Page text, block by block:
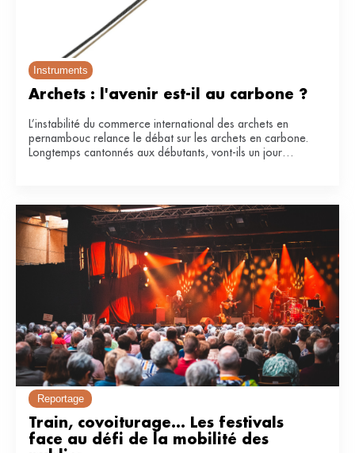
Instruments
Archets : l'avenir est-il au carbone ?
L’instabilité du commerce international des archets en
pernambouc relance le débat sur les archets en carbone.
Longtemps cantonnés aux débutants, vont-ils un jour
Reportage
Train, covoiturage... Les festivals
face au défi de la mobilité des